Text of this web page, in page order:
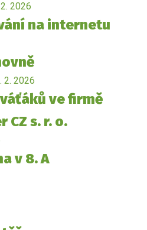
2026
na internetu
2. 2026
ve firmě
CZ s. r. o.
v 8. A